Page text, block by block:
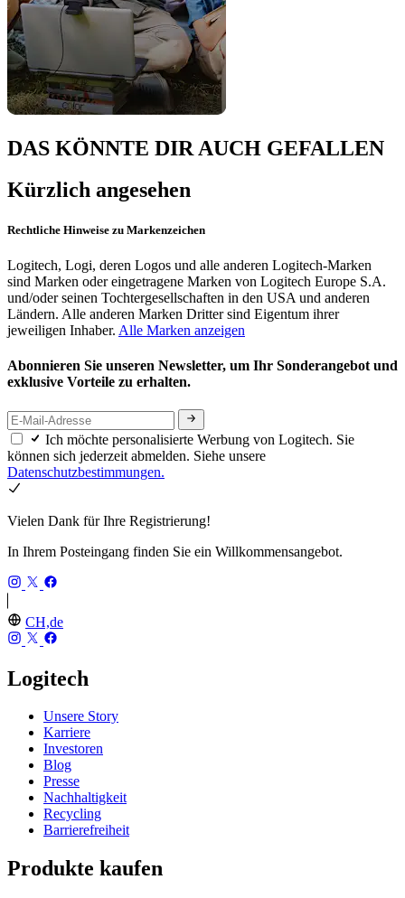
DAS KÖNNTE DIR AUCH GEFALLEN
Kürzlich angesehen
Rechtliche Hinweise zu Markenzeichen
Logitech, Logi, deren Logos und alle anderen Logitech-Marken
sind Marken oder eingetragene Marken von Logitech Europe S.A.
und/oder seinen Tochtergesellschaften in den USA und anderen
Ländern. Alle anderen Marken Dritter sind Eigentum ihrer
jeweiligen Inhaber. Alle Marken anzeigen
Abonnieren Sie unseren Newsletter, um Ihr Sonderangebot und
exklusive Vorteile zu erhalten.
Ich möchte personalisierte Werbung von Logitech. Sie
können sich jederzeit abmelden. Siehe unsere
Datenschutzbestimmungen.
Vielen Dank für Ihre Registrierung!
In Ihrem Posteingang finden Sie ein Willkommensangebot.
CH,de
Logitech
Unsere Story
Karriere
Investoren
Blog
Presse
Nachhaltigkeit
Recycling
Barrierefreiheit
Produkte kaufen